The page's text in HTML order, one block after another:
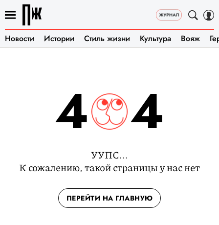
Новости Истории Стиль жизни Культура Вояж
4 4
УУПС...
К сожалению, такой страницы у нас нет
ПЕРЕЙТИ НА ГЛАВНУЮ